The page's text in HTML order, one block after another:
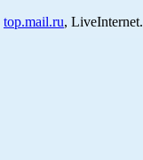
top.mail.ru, LiveInternet.